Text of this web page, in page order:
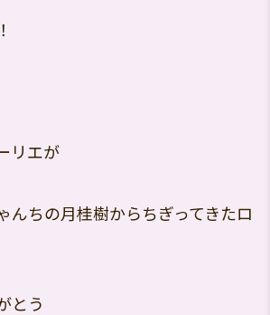
リエが
んちの月桂樹からちぎってきたロ
とう